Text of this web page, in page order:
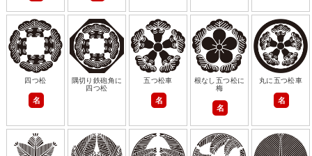
四つ松
名
隅切り鉄砲角に
四つ松
五つ松車
名
根なし五つ松に
梅
名
丸に五つ松車
名